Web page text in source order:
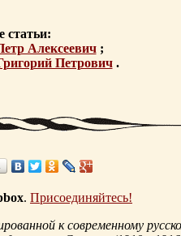
статьи:
Алексеевич;
Петрович.
. Присоединяйтесь!
к современному